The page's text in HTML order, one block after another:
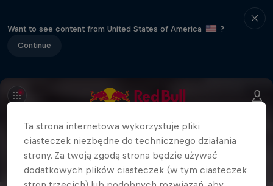
Want to see content from United States of America
?
Continue
Ta strona internetowa wykorzystuje pliki
ciasteczek niezbędne do technicznego działania
strony. Za twoją zgodą strona będzie używać
dodatkowych plików ciasteczek (w tym ciasteczek